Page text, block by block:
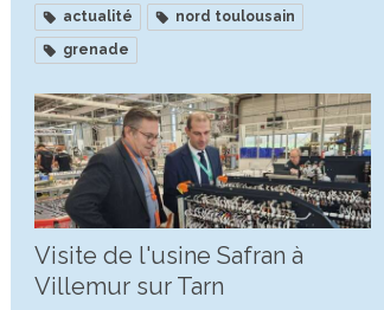
actualité
nord toulousain
grenade
Visite de l'usine Safran à
Villemur sur Tarn